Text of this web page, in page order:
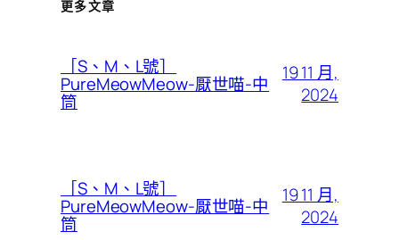
更多文章
［S、M、L號］
PureMeowMeow-厭世喵-中
筒
19 11 月,
2024
［S、M、L號］
PureMeowMeow-厭世喵-中
筒
19 11 月,
2024